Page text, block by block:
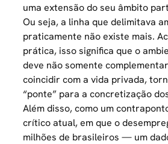
uma extensão do seu âmbito
Ou seja, a linha que delimitava
praticamente não existe mais.
prática, isso significa que o
deve não somente
coincidir com a vida privada,
“ponte” para a concretização
Além disso, como um
crítico atual, em que o
milhões de brasileiros — um